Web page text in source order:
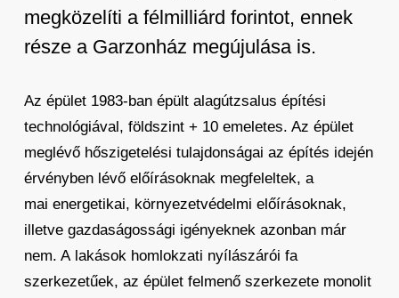
megközelíti a félmilliárd forintot, ennek
része a Garzonház megújulása is.
Az épület 1983-ban épült alagútzsalus építési
technológiával, földszint + 10 emeletes. Az épület
meglévő hőszigetelési tulajdonságai az építés idején
érvényben lévő előírásoknak megfeleltek, a
mai energetikai, környezetvédelmi előírásoknak,
illetve gazdaságossági igényeknek azonban már
nem. A lakások homlokzati nyílászárói fa
szerkezetűek, az épület felmenő szerkezete monolit